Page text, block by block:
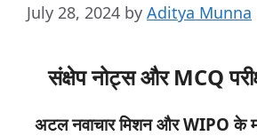
July 28, 2024 by Aditya Munna
संक्षेप नोट्स और MCQ
अटलनवाचारमिशनऔर WIPOके